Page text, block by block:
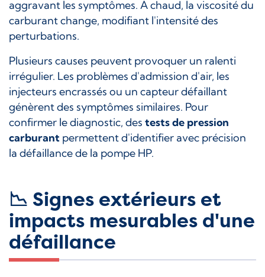
aggravant les symptômes. À chaud, la viscosité du
carburant change, modifiant l'intensité des
perturbations.
Plusieurs causes peuvent provoquer un ralenti
irrégulier. Les problèmes d'admission d'air, les
injecteurs encrassés ou un capteur défaillant
génèrent des symptômes similaires. Pour
confirmer le diagnostic, des tests de pression
carburant permettent d'identifier avec précision
la défaillance de la pompe HP.
📉 Signes extérieurs et
impacts mesurables d'une
défaillance